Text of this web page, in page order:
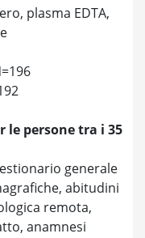
plasma EDTA,
le persone tra i 35
generale
abitudini
remota,
anamnesi